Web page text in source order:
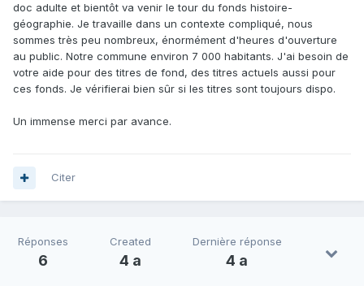
doc adulte et bientôt va venir le tour du fonds histoire-
géographie. Je travaille dans un contexte compliqué, nous
sommes très peu nombreux, énormément d'heures d'ouverture
au public. Notre commune environ 7 000 habitants. J'ai besoin de
votre aide pour des titres de fond, des titres actuels aussi pour
ces fonds. Je vérifierai bien sûr si les titres sont toujours dispo.
Un immense merci par avance.
Citer
Réponses
6
Created
4 a
Dernière réponse
4 a